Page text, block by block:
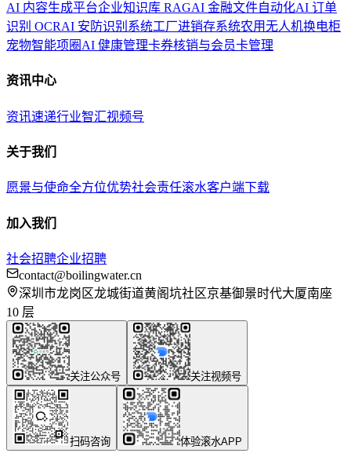
AI 内容生成平台企业知识库 RAGAI 金融文件自动化AI 订单
识别 OCRAI 安防识别系统工厂进销存系统农用无人机换电柜
宠物智能项圈 AI 健康管理卡券核销与会员卡管理
资讯中心
资讯速递行业智汇视频号
关于我们
愿景与使命全方位优势社会责任滚水客户端下载
加入我们
社会招聘企业招聘
contact@boilingwater.cn
深圳市龙岗区龙城街道黄阁坑社区京基御景时代大厦南座
10 层
关注公众号 关注视频号
扫码咨询 体验滚水APP